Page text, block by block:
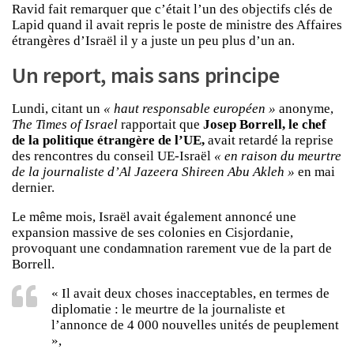
Ravid fait remarquer que c’était l’un des objectifs clés de
Lapid quand il avait repris le poste de ministre des Affaires
étrangères d’Israël il y a juste un peu plus d’un an.
Un report, mais sans principe
Lundi, citant un « haut responsable européen » anonyme,
The Times of Israel rapportait que Josep Borrell, le chef
de la politique étrangère de l’UE, avait retardé la reprise
des rencontres du conseil UE-Israël « en raison du meurtre
de la journaliste d’Al Jazeera Shireen Abu Akleh » en mai
dernier.
Le même mois, Israël avait également annoncé une
expansion massive de ses colonies en Cisjordanie,
provoquant une condamnation rarement vue de la part de
Borrell.
« Il avait deux choses inacceptables, en termes de
diplomatie : le meurtre de la journaliste et
l’annonce de 4 000 nouvelles unités de peuplement
»,